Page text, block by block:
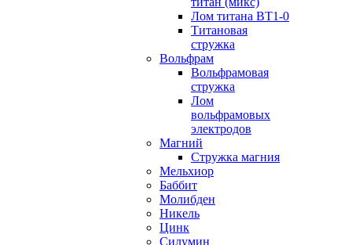
Лом титана ВТ1-0
Титановая
стружка
Вольфрам
Вольфрамовая
стружка
Лом
вольфрамовых
электродов
Магний
Стружка магния
Мельхиор
Баббит
Молибден
Никель
Цинк
Силумин